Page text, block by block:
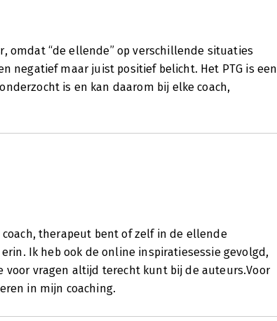
omdat “de ellende” op verschillende situaties
negatief maar juist positief belicht. Het PTG is een
is en kan daarom bij elke coach,
therapeut bent of zelf in de ellende
Ik heb ook de online inspiratiesessie gevolgd,
voor vragen altijd terecht kunt bij de auteurs.Voor
in mijn coaching.